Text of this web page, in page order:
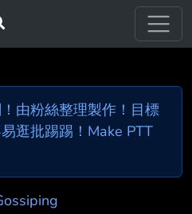
由粉絲整理製作！目標
逛批踢踢！Make PTT